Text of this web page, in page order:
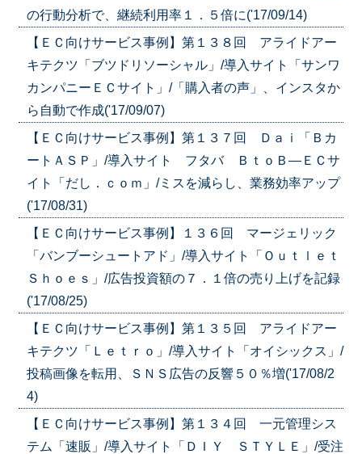
の行動分析で、継続利用率１．５倍に('17/09/14)
【ＥＣ向けサービス事例】第１３８回 アライドアー
キテクツ「ブツドリソーシャル」/導入サイト「サンワ
カンパニーＥＣサイト」/「購入者の声」、インスタか
ら自動で作成('17/09/07)
【ＥＣ向けサービス事例】第１３７回 Ｄａｉ「Ｂカ
ートＡＳＰ」/導入サイト フタバ ＢｔｏＢ―ＥＣサ
イト「だし．ｃｏｍ」/ミスを減らし、業務効率アップ
('17/08/31)
【ＥＣ向けサービス事例】１３６回 マージェリック
「バンブーシュートアド」/導入サイト「Ｏｕｔｌｅｔ
Ｓｈｏｅｓ」/広告投資額の７．１倍の売り上げを記録
('17/08/25)
【ＥＣ向けサービス事例】第１３５回 アライドアー
キテクツ「Ｌｅｔｒｏ」/導入サイト「オイシックス」/
投稿画像を転用、ＳＮＳ広告の反響５０％増('17/08/2
4)
【ＥＣ向けサービス事例】第１３４回 一元管理シス
テム「速販」/導入サイト「ＤＩＹ ＳＴＹＬＥ」/受注